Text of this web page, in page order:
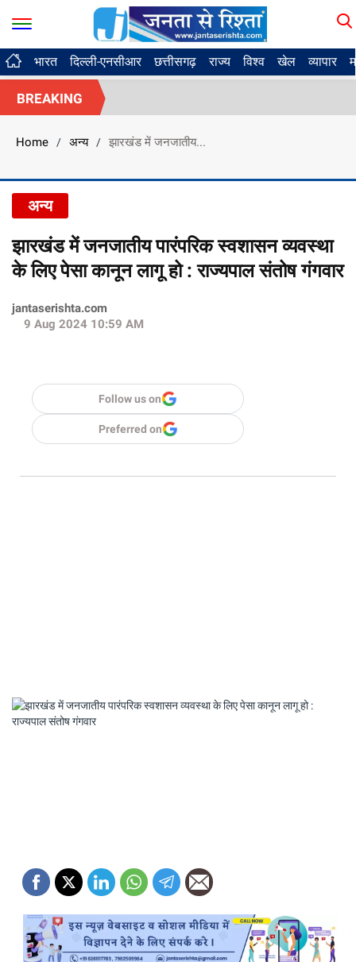
भारत दिल्ली-एनसीआर छत्तीसगढ़ राज्य विश्व खेल व्यापार
BREAKING
Home / अन्य / झारखंड में जनजातीय...
अन्य
झारखंड में जनजातीय पारंपरिक स्वशासन व्यवस्था
के लिए पेसा कानून लागू हो : राज्यपाल संतोष गंगवार
jantaserishta.com
9 Aug 2024 10:59 AM
Follow us on
Preferred on